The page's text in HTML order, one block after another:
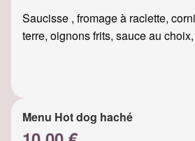
Saucisse , fromage à raclette,
terre, oignons frits, sauce au
Menu Hot dog haché